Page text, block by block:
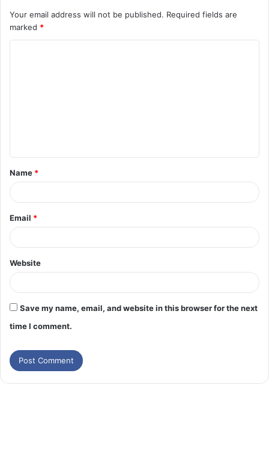
Your email address will not be published. Required fields are
marked *
Name *
Email *
Website
Save my name, email, and website in this browser for the next
time I comment.